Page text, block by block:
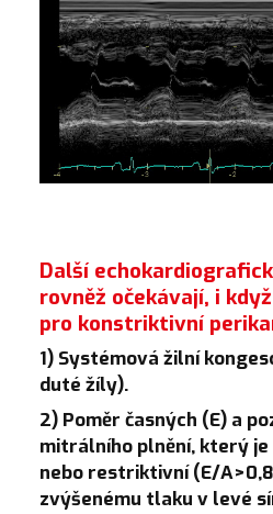
Další
rovněž očekávají, i
pro konstriktivní
1) Systémová žilní
duté žíly).
2) Poměr časných (E) a
mitrálního plnění, který
nebo restriktivní (E/
zvýšenému tlaku v levé